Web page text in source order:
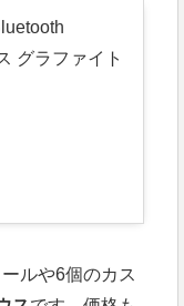
グラファイト
ルや6個のカス